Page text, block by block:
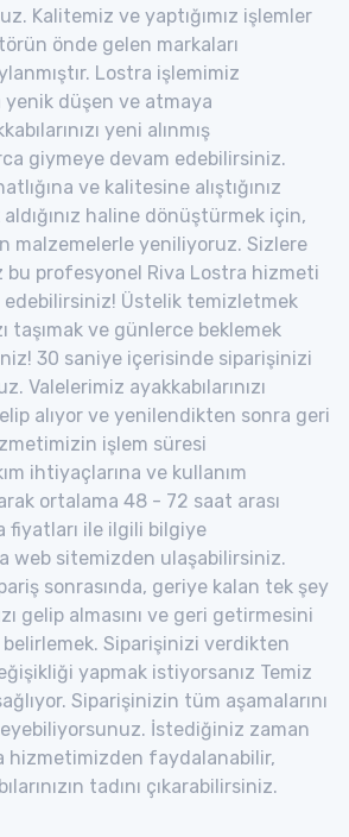
Kalitemiz ve yaptığımız işlemler
önde gelen markaları
Lostra işlemimiz
yenik düşen ve atmaya
yeni alınmış
giymeye devam edebilirsiniz.
ve kalitesine alıştığınız
aldığınız haline dönüştürmek için,
malzemelerle yeniliyoruz. Sizlere
profesyonel Riva Lostra hizmeti
Üstelik temizletmek
taşımak ve günlerce beklemek
30 saniye içerisinde siparişinizi
Valelerimiz ayakkabılarınızı
alıyor ve yenilendikten sonra geri
işlem süresi
ihtiyaçlarına ve kullanım
ortalama 48 - 72 saat arası
fiyatları ile ilgili bilgiye
web sitemizden ulaşabilirsiniz.
sonrasında, geriye kalan tek şey
gelip almasını ve geri getirmesini
Siparişinizi verdikten
yapmak istiyorsanız Temiz
Siparişinizin tüm aşamalarını
İstediğiniz zaman
hizmetimizden faydalanabilir,
tadını çıkarabilirsiniz.